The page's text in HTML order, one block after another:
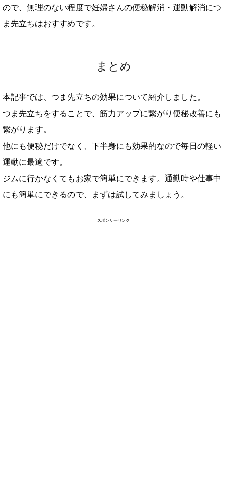
ので、無理のない程度で妊婦さんの便秘解消・運動解消につ
ま先立ちはおすすめです。
まとめ
本記事では、つま先立ちの効果について紹介しました。
つま先立ちをすることで、筋力アップに繋がり便秘改善にも
繋がります。
他にも便秘だけでなく、下半身にも効果的なので毎日の軽い
運動に最適です。
ジムに行かなくてもお家で簡単にできます。通勤時や仕事中
にも簡単にできるので、まずは試してみましょう。
スポンサーリンク